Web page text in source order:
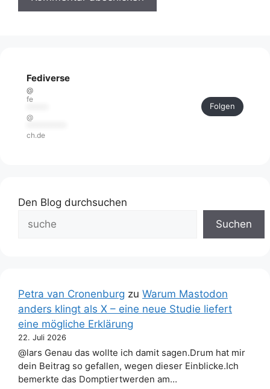
Fediverse
@
fe
@
ch.de
Folgen
Den Blog durchsuchen
Suchen
Petra van Cronenburg zu Warum Mastodon
anders klingt als X – eine neue Studie liefert
eine mögliche Erklärung
22. Juli 2026
@lars Genau das wollte ich damit sagen.Drum hat mir
dein Beitrag so gefallen, wegen dieser Einblicke.Ich
bemerkte das Domptiertwerden am…